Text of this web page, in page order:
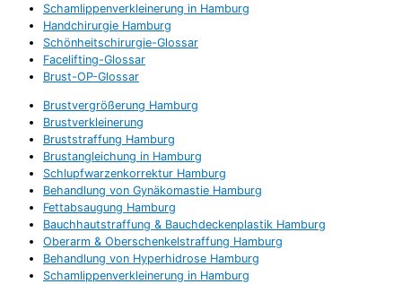
Schamlippenverkleinerung in Hamburg
Handchirurgie Hamburg
Schönheitschirurgie-Glossar
Facelifting-Glossar
Brust-OP-Glossar
Brustvergrößerung Hamburg
Brustverkleinerung
Bruststraffung Hamburg
Brustangleichung in Hamburg
Schlupfwarzenkorrektur Hamburg
Behandlung von Gynäkomastie Hamburg
Fettabsaugung Hamburg
Bauchhautstraffung & Bauchdeckenplastik Hamburg
Oberarm & Oberschenkelstraffung Hamburg
Behandlung von Hyperhidrose Hamburg
Schamlippenverkleinerung in Hamburg